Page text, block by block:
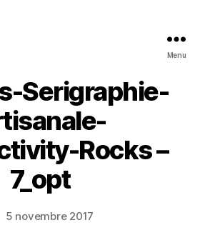
Menu
Serigraphie-
Rocks –
7_opt
5 novembre 2017